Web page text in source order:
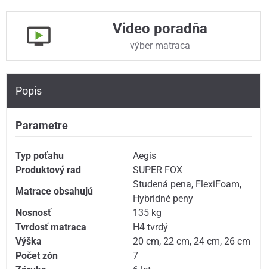
Video poradňa
výber matraca
Popis
Parametre
Typ poťahu
Aegis
Produktový rad
SUPER FOX
Matrace obsahujú
Studená pena, FlexiFoam,
Hybridné peny
Nosnosť
135 kg
Tvrdosť matraca
H4 tvrdý
Výška
20 cm,22 cm,24 cm,26 cm
Počet zón
7